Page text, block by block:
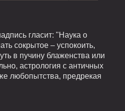
гласит: "Наука о
сокрытое – успокоить,
в пучину блаженства или
астрология с античных
любопытства, предрекая